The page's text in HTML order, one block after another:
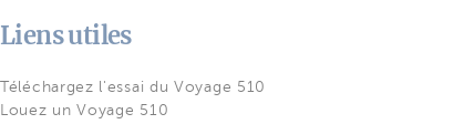
Liens utiles
Téléchargez l'essai du Voyage 510
Louez un Voyage 510